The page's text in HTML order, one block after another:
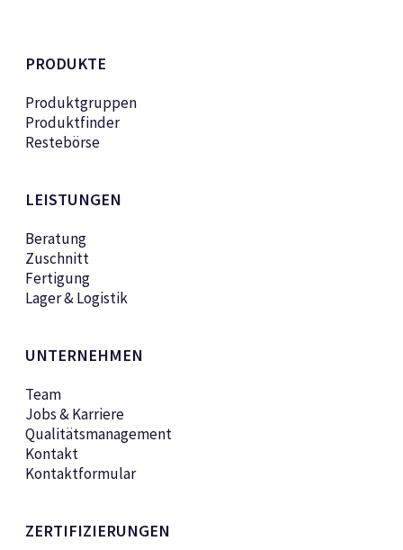
PRODUKTE
Produktgruppen
Produktfinder
Restebörse
LEISTUNGEN
Beratung
Zuschnitt
Fertigung
Lager & Logistik
UNTERNEHMEN
Team
Jobs & Karriere
Qualitätsmanagement
Kontakt
Kontaktformular
ZERTIFIZIERUNGEN